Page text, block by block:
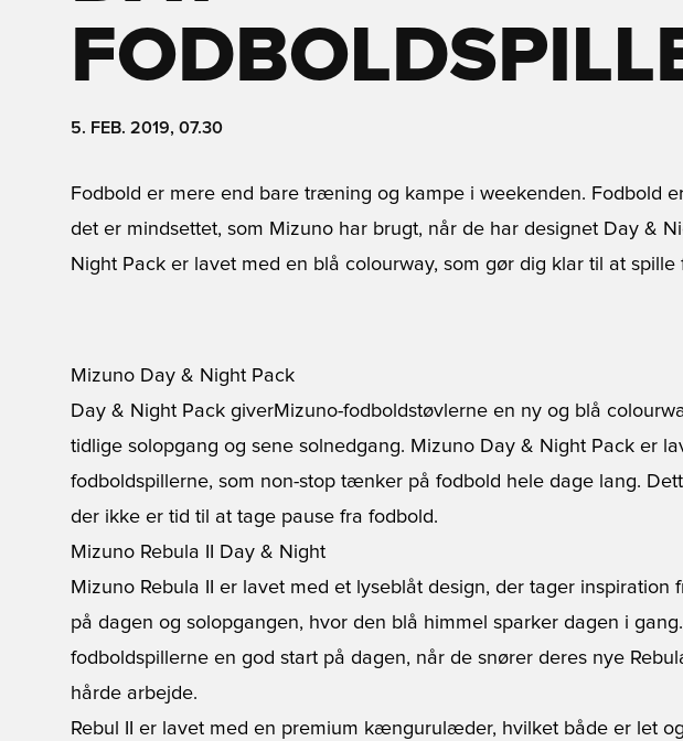
5. FEB. 2019, 07.30
Fodbold er mere end bare træning og kampe i weekenden. Fodbold
det er mindsettet, som Mizuno har brugt, når de har designet Day &
Night Pack er lavet med en blå colourway, som gør dig klar til at spille
Mizuno Day & Night Pack
Day & Night Pack giverMizuno-fodboldstøvlerne en ny og blå
tidlige solopgang og sene solnedgang. Mizuno Day & Night Pack er
fodboldspillerne, som non-stop tænker på fodbold hele dage lang.
der ikke er tid til at tage pause fra fodbold.
Mizuno Rebula II Day & Night
Mizuno Rebula II er lavet med et lyseblåt design, der tager inspiration
på dagen og solopgangen, hvor den blå himmel sparker dagen i gang.
fodboldspillerne en god start på dagen, når de snører deres nye
hårde arbejde.
Rebul II er lavet med en premium kængurulæder, hvilket både er let